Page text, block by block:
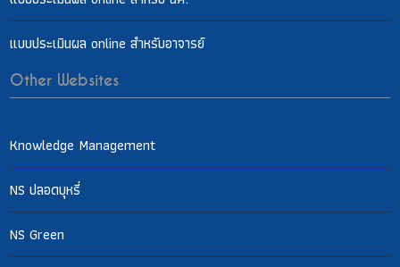
แบบประเมินผล online สำหรับอาจารย์
Other Websites
Knowledge Management
NS ปลอดบุหรี่
NS Green